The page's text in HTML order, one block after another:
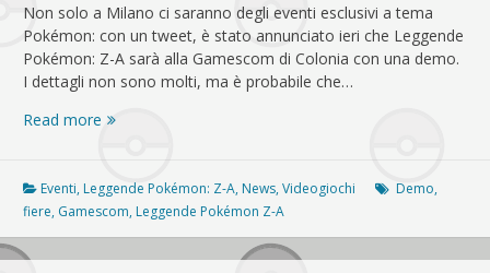
Non solo a Milano ci saranno degli eventi esclusivi a tema
Pokémon: con un tweet, è stato annunciato ieri che Leggende
Pokémon: Z-A sarà alla Gamescom di Colonia con una demo.
I dettagli non sono molti, ma è probabile che…
Read more Leggende
Z-
A,
una
demo
sarà
Eventi, Leggende Pokémon: Z-A, News,Videogiochi Demo,
fiere, Gamescom, Leggende Pokémon Z-A